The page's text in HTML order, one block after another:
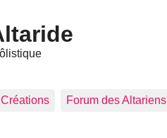
Créations Forum des Altariens